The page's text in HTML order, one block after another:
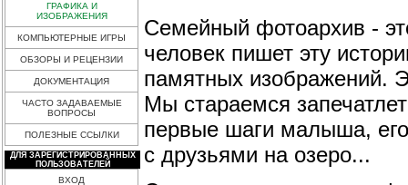
ГРАФИКА И
ИЗОБРАЖЕНИЯ
КОМПЬЮТЕРНЫЕ ИГРЫ
ОБЗОРЫ И РЕЦЕНЗИИ
ДОКУМЕНТАЦИЯ
ЧАСТО ЗАДАВАЕМЫЕ
ВОПРОСЫ
ПОЛЕЗНЫЕ ССЫЛКИ
ДЛЯ ЗАРЕГИСТРИРОВАННЫХ
ПОЛЬЗОВАТЕЛЕЙ
ВХОД
Семейный фотоархив -
человек пишет эту
памятных изображений.
Мы стараемся
первые шаги малыша,
с друзьями на озеро...